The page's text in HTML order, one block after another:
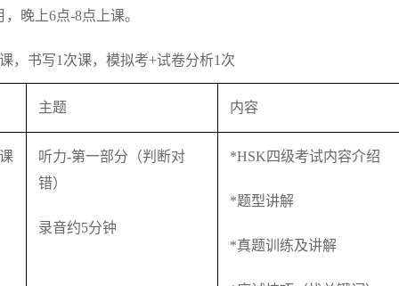
晚上6点-8点上课。
，书写1次课，模拟考+试卷分析1次
主题 内容
听力-第一部分（判断对
错）
录音约5分钟
*HSK四级考试内容介绍
*题型讲解
*真题训练及讲解